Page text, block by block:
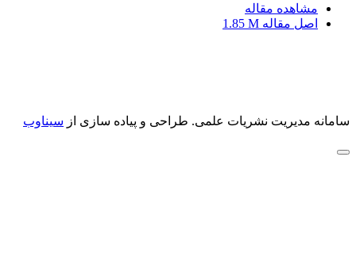
مشاهده مقاله
اصل مقاله 1.85 M
سامانه مدیریت نشریات علمی. طراحی و پیاده سازی از سیناوب